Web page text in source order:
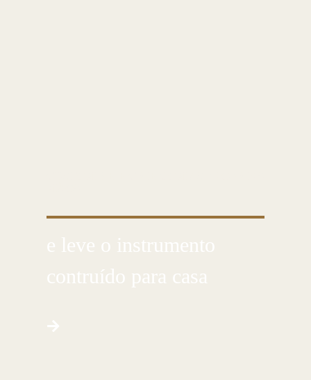
e leve o instrumento
contruído para casa